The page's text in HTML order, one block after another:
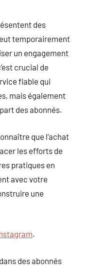
des
temporairement
un engagement
crucial de
fiable qui
mais également
des abonnés.
que l’achat
les efforts de
pratiques en
avec votre
une
.
des abonnés